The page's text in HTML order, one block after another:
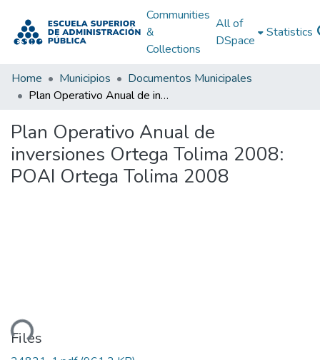
Communities
&
Collections
All of
DSpace
Statistics
Home Municipios
Documentos Municipales
Plan Operativo Anual de inversiones Ortega Tolima 2008: POAI Ortega Tolima 2008
Plan Operativo Anual de
inversiones Ortega Tolima 2008:
POAI Ortega Tolima 2008
Files